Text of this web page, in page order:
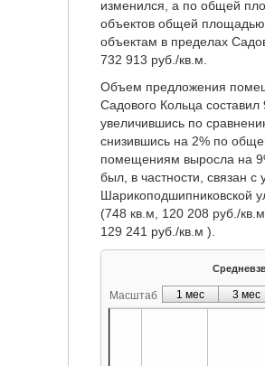
изменился, а по общей
объектов общей
объектам в пределах
732 913 руб./кв.м.
Объем предложения
Садового Кольца
увеличившись по
снизившись на 2% по
помещениям выросла на
был, в частности, связан
Шарикоподшипниковской
(748 кв.м, 120 208 руб./
129 241 руб./кв.м ).
Масштаб 1 мес 3 мес